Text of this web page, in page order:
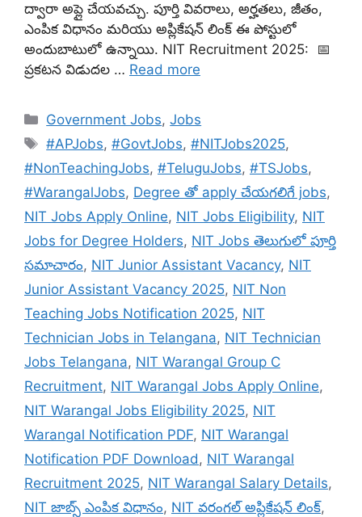
ద్వారా అప్లై చేయవచ్చు. పూర్తి వివరాలు, అర్హతలు, జీతం,
ఎంపిక విధానం మరియు అప్లికేషన్ లింక్ ఈ పోస్టులో
అందుబాటులో ఉన్నాయి. NIT Recruitment 2025: 📅
ప్రకటన విడుదల … Read more
Categories
Government Jobs,Jobs
Tags
#APJobs,#GovtJobs,#NITJobs2025,
#NonTeachingJobs, #TeluguJobs, #TSJobs,
#WarangalJobs, Degree తో apply చేయగలిగే jobs,
NIT Jobs Apply Online, NIT Jobs Eligibility, NIT
Jobs for Degree Holders, NIT Jobs తెలుగులో పూర్తి
సమాచారం, NIT Junior Assistant Vacancy, NIT
Junior Assistant Vacancy 2025, NIT Non
Teaching Jobs Notification 2025, NIT
Technician Jobs in Telangana, NIT Technician
Jobs Telangana, NIT Warangal Group C
Recruitment, NIT Warangal Jobs Apply Online,
NIT Warangal Jobs Eligibility 2025, NIT
Warangal Notification PDF, NIT Warangal
Notification PDF Download, NIT Warangal
Recruitment 2025, NIT Warangal Salary Details,
NIT జాబ్స్ ఎంపిక విధానం, NIT వరంగల్ అప్లికేషన్ లింక్,